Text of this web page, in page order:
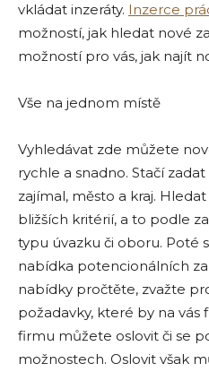
vkládat inzeráty. Inzerce
možností, jak hledat nové
možností pro vás, jak najít
Vše na jednom místě
Vyhledávat zde můžete
rychle a snadno. Stačí
zajímal, město a kraj.
bližších kritérií, a to podle
typu úvazku či oboru. Poté
nabídka potencionálních
nabídky pročtěte, zvažte
požadavky, které by na vás
firmu můžete oslovit či se
možnostech. Oslovit však